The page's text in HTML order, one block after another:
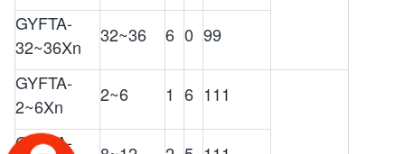
GYFTA-
32~36Xn
32~36 6 0 99
GYFTA-
2~6Xn
2~6 1 6 111
GYFTA-